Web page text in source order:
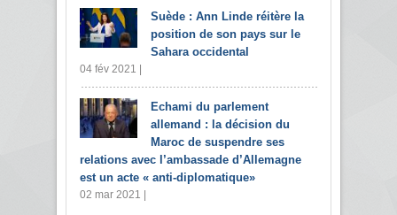
Suède : Ann Linde réitère la
position de son pays sur le
Sahara occidental
04 fév 2021 |
Echami du parlement
allemand : la décision du
Maroc de suspendre ses
relations avec l’ambassade d’Allemagne
est un acte « anti-diplomatique»
02 mar 2021 |